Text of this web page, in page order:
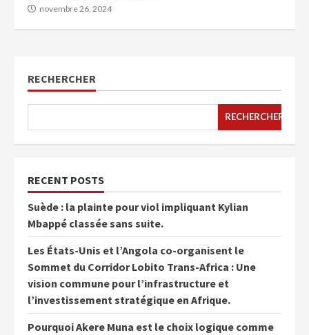
novembre 26, 2024
RECHERCHER
RECHERCHER
RECENT POSTS
Suède : la plainte pour viol impliquant Kylian
Mbappé classée sans suite.
Les États-Unis et l’Angola co-organisent le
Sommet du Corridor Lobito Trans-Africa : Une
vision commune pour l’infrastructure et
l’investissement stratégique en Afrique.
Pourquoi Akere Muna est le choix logique comme